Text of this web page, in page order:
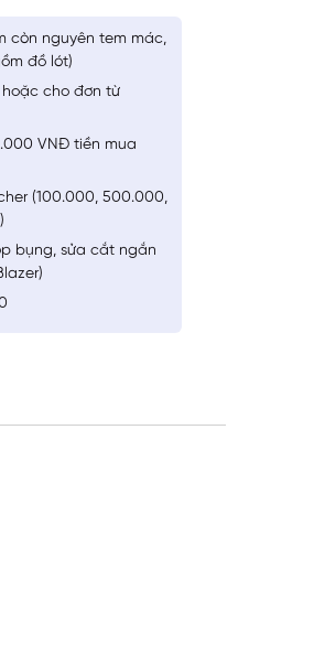
còn nguyên tem mác,
đồ lót)
hoặc cho đơn từ
VNĐ tiền mua
(100.000, 500.000,
bụng, sửa cắt ngắn